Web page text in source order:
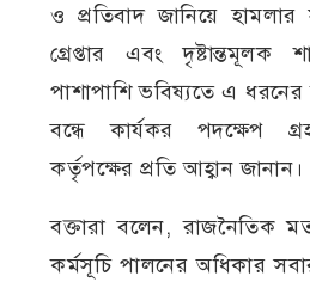
ও প্রতিবাদ জানিয়ে
গ্রেপ্তার এবং দৃষ্টান্তমূলক
পাশাপাশি ভবিষ্যতে এ
বন্ধে কার্যকর পদক্ষেপ
কর্তৃপক্ষের প্রতি আহ্বান জানান।
বক্তারা বলেন, রাজনৈতিক
কর্মসূচি পালনের অধিকার